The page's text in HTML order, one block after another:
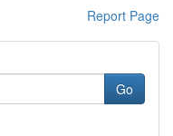
Report Page
Go